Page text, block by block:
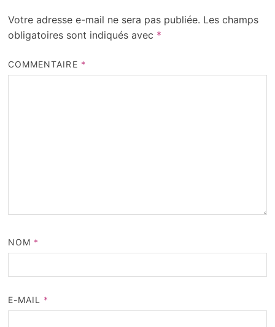
Votre adresse e-mail ne sera pas publiée. Les champs
obligatoires sont indiqués avec *
COMMENTAIRE *
NOM *
E-MAIL *